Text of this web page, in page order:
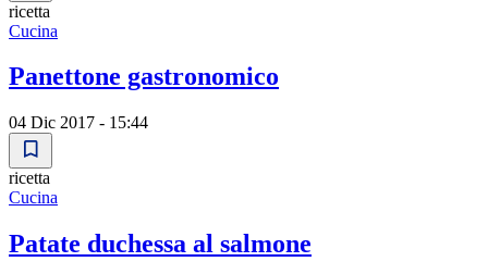
ricetta
Cucina
Panettone gastronomico
04 Dic 2017 - 15:44
ricetta
Cucina
Patate duchessa al salmone